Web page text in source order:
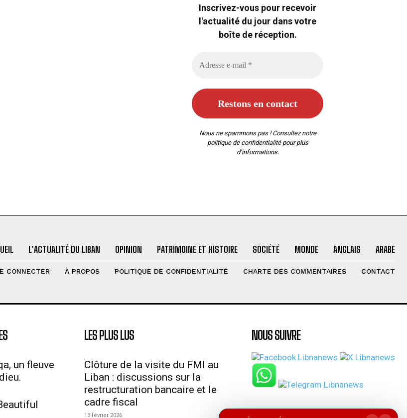
Inscrivez-vous pour recevoir
l'actualité du jour dans votre
boîte de réception.
Nous ne spammons pas ! Consultez notre
politique de confidentialitépour plus
d’informations.
L’ACTUALITÉ DU LIBAN OPINION PATRIMOINE ET HISTOIRE SOCIÉTÉ MONDE ANGLAIS ARABE
CONNECTER À PROPOS POLITIQUE DE CONFIDENTIALITÉ CHARTE DES COMMENTAIRES CONTACT
un fleuve
LES PLUS LUS
Clôture de la visite du FMI au
Liban : discussions sur la
restructuration bancaire et le
cadre fiscal
13 février 2026
NOUS SUIVRE